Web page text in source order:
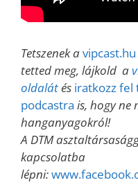
Tetszenek avipcast.hu
tetted meg, lájkold a
oldalátés iratkozz fel
podcastra is, hogy ne
hanganyagokról!
A DTM
kapcsolatba
lépni: